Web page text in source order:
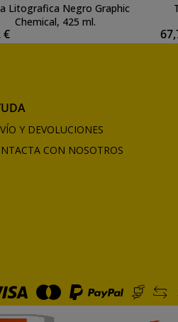
Litografica Negro Graphic
Chemical, 425 ml.
€
Y DEVOLUCIONES
CON NOSOTROS